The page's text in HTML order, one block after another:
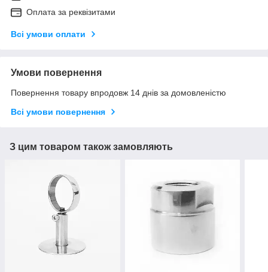
Оплата за реквізитами
Всі умови оплати
Умови повернення
Повернення товару впродовж 14 днів за домовленістю
Всі умови повернення
З цим товаром також замовляють